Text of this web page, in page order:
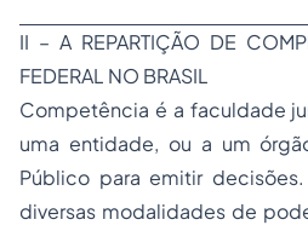
II – A REPARTIÇÃO DE
FEDERAL NO BRASIL
Competência é a faculdade
uma entidade, ou a um
Público para emitir
diversas modalidades de